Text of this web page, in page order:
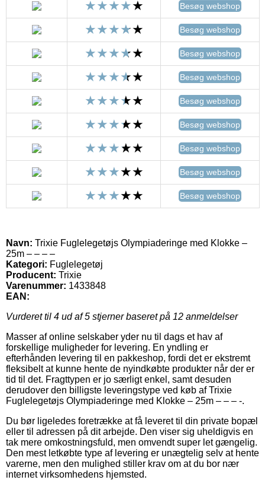
Besøg webshop
Besøg webshop
Besøg webshop
Besøg webshop
Besøg webshop
Besøg webshop
Besøg webshop
Besøg webshop
Besøg webshop
Navn: Trixie Fuglelegetøjs Olympiaderinge med Klokke –
25m – – – –
Kategori: Fuglelegetøj
Producent: Trixie
Varenummer: 1433848
EAN:
Vurderet til 4 ud af 5 stjerner baseret på 12 anmeldelser
Masser af online selskaber yder nu til dags et hav af
forskellige muligheder for levering. En yndling er
efterhånden levering til en pakkeshop, fordi det er ekstremt
fleksibelt at kunne hente de nyindkøbte produkter når der er
tid til det. Fragttypen er jo særligt enkel, samt desuden
derudover den billigste leveringstype ved køb af Trixie
Fuglelegetøjs Olympiaderinge med Klokke – 25m – – – -.
Du bør ligeledes foretrække at få leveret til din private bopæl
eller til adressen på dit arbejde. Den viser sig uheldigvis en
tak mere omkostningsfuld, men omvendt super let gængelig.
Den mest letkøbte type af levering er unægtelig selv at hente
varerne, men den mulighed stiller krav om at du bor nær
internet virksomhedens hjemsted.